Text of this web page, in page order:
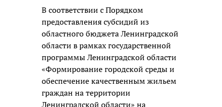
В соответствии с Порядком
предоставления субсидий из
областного бюджета Ленинградской
области в рамках государственной
программы Ленинградской области
«Формирование городской среды и
обеспечение качественным жильем
граждан на территории
Ленинградской области» на